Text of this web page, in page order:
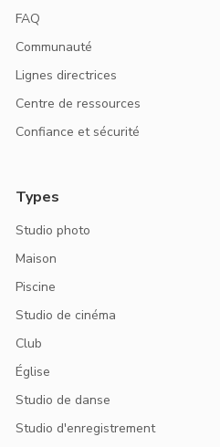
FAQ
Communauté
Lignes directrices
Centre de ressources
Confiance et sécurité
Types
Studio photo
Maison
Piscine
Studio de cinéma
Club
Église
Studio de danse
Studio d'enregistrement